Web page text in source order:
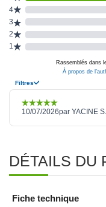
DÉTAILS DU
Fiche technique